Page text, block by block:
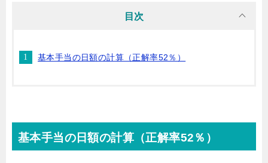
目次
基本手当の日額の計算（正解率52％）
基本手当の日額の計算（正解率52％）